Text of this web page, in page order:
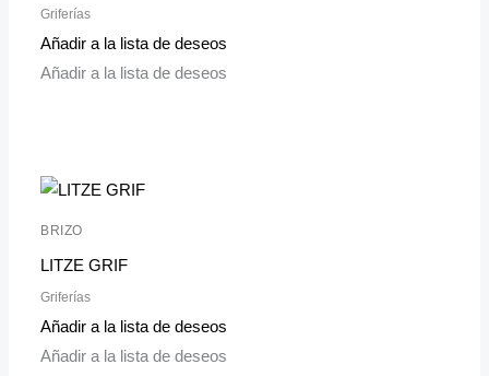
Griferías
Añadir a la lista de deseos
Añadir a la lista de deseos
BRIZO
LITZE GRIF
Griferías
Añadir a la lista de deseos
Añadir a la lista de deseos